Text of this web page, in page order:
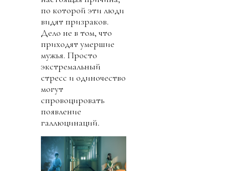
по которой эти люди
видят призраков.
Дело не в том, что
приходят умершие
мужья. Просто
экстремальный
стресс и одиночество
могут
спровоцировать
появление
галлюцинаций.